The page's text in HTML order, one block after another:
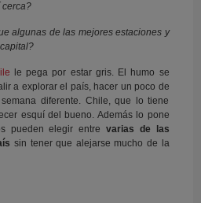
cerca?
algunas de las mejores estaciones y
le pega por estar gris. El humo se
a explorar el país, hacer un poco de
diferente. Chile, que lo tiene
esquí del bueno. Además lo pone
pueden elegir entre varias de las
sin tener que alejarse mucho de la